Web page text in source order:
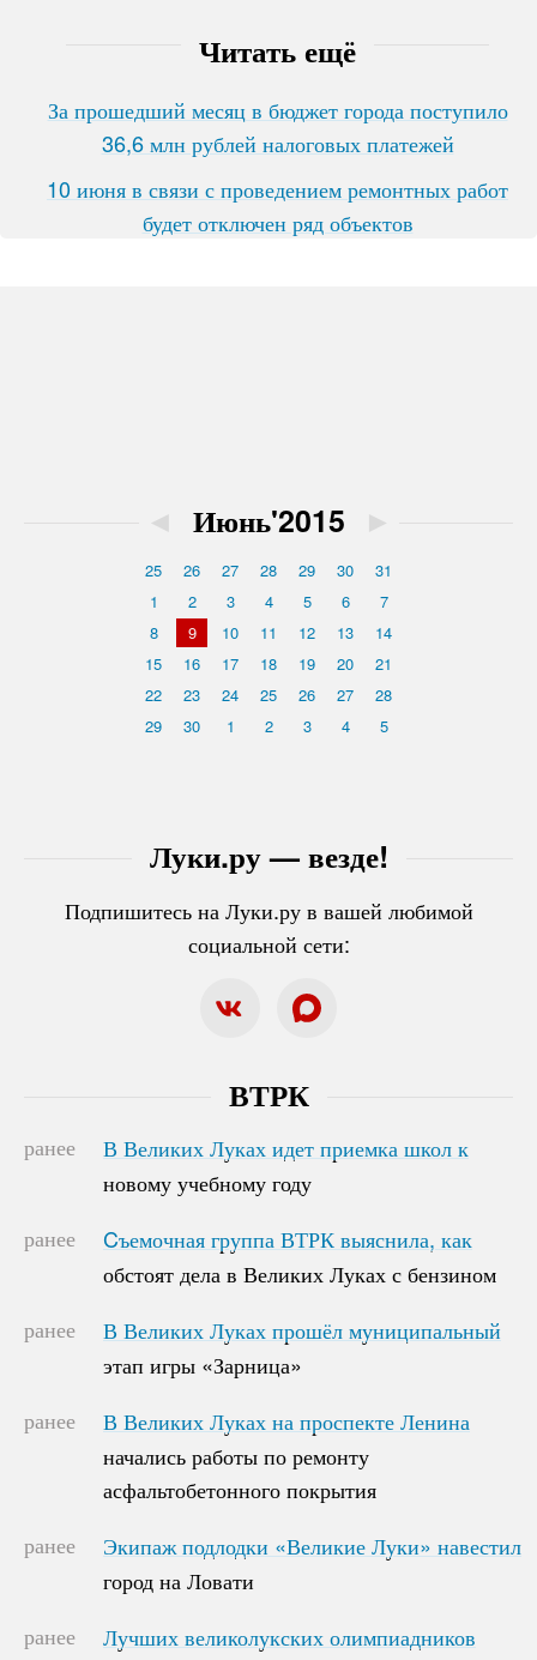
Читать ещё
За прошедший месяц в бюджет города поступило
36,6 млн рублей налоговых платежей
10 июня в связи с проведением ремонтных работ
будет отключен ряд объектов
Луки.ру — везде!
Подпишитесь на Луки.ру в вашей любимой
социальной сети:
◄ Июнь'2015 ►
25 26 27 28 29 30
31
1
2 3 4 5 6
7
8
9 10 11 12 13
14
15
16 17 18 19 20
21
22
23 24 25 26 27
28
29
30 1 2 3 4 5
ВТРК
ранее
В Великих Луках идет приемка школ к
новому учебному году
В Великих Луках идет приемка школ к
новому учебному году
ранее
Cъемочная группа ВТРК выяснила, как
обстоят дела в Великих Луках с бензином
Cъемочная группа ВТРК выяснила, как
обстоят дела в Великих Луках с бензином
ранее
В Великих Луках прошёл муниципальный
этап игры «Зарница»
В Великих Луках прошёл муниципальный
этап игры «Зарница»
ранее
В Великих Луках на проспекте Ленина
начались работы по ремонту
асфальтобетонного покрытия
В Великих Луках на проспекте Ленина
начались работы по ремонту
асфальтобетонного покрытия
ранее
Экипаж подлодки «Великие Луки» навестил
город на Ловати
Экипаж подлодки «Великие Луки» навестил
город на Ловати
ранее
Лучших великолукских олимпиадников
Лучших великолукских олимпиадников